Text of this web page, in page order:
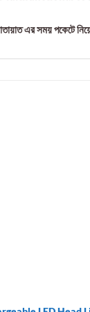
এর সময় পকেটে নিয়ে